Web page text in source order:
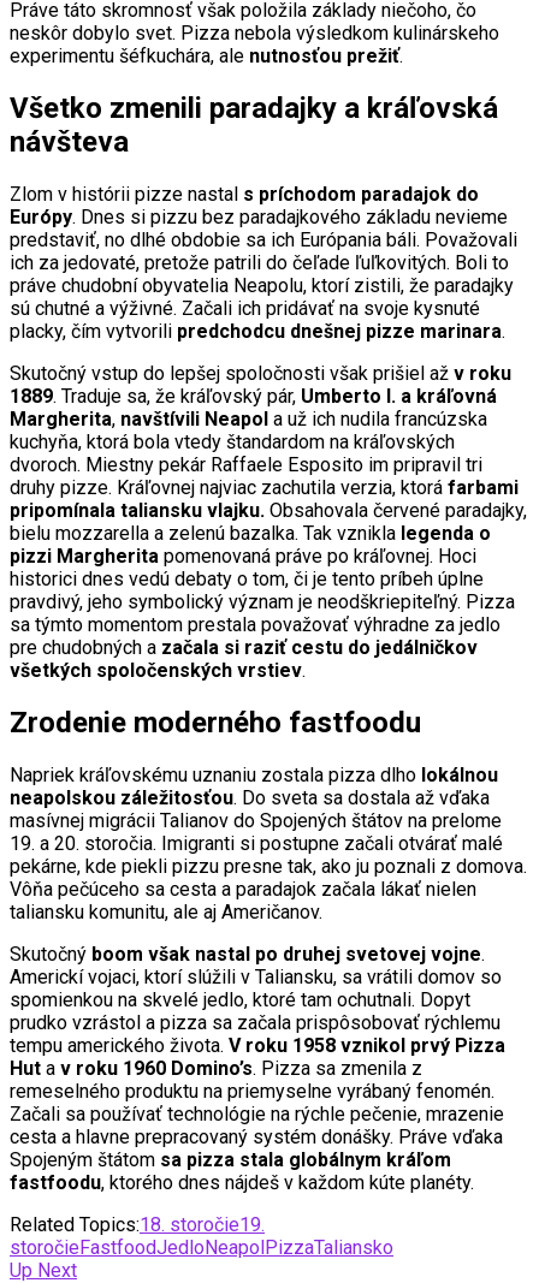
Práve táto skromnosť však položila základy niečoho, čo
neskôr dobylo svet. Pizza nebola výsledkom kulinárskeho
experimentu šéfkuchára, ale nutnosťou prežiť.
Všetko zmenili paradajky a kráľovská
návšteva
Zlom v histórii pizze nastal s príchodom paradajok do
Európy. Dnes si pizzu bez paradajkového základu nevieme
predstaviť, no dlhé obdobie sa ich Európania báli. Považovali
ich za jedovaté, pretože patrili do čeľade ľuľkovitých. Boli to
práve chudobní obyvatelia Neapolu, ktorí zistili, že paradajky
sú chutné a výživné. Začali ich pridávať na svoje kysnuté
placky, čím vytvorili predchodcu dnešnej pizze marinara.
Skutočný vstup do lepšej spoločnosti však prišiel až v roku
1889. Traduje sa, že kráľovský pár, Umberto I. a kráľovná
Margherita, navštívili Neapol a už ich nudila francúzska
kuchyňa, ktorá bola vtedy štandardom na kráľovských
dvoroch. Miestny pekár Raffaele Esposito im pripravil tri
druhy pizze. Kráľovnej najviac zachutila verzia, ktorá farbami
pripomínala taliansku vlajku. Obsahovala červené paradajky,
bielu mozzarella a zelenú bazalka. Tak vznikla legenda o
pizzi Margherita pomenovaná práve po kráľovnej. Hoci
historici dnes vedú debaty o tom, či je tento príbeh úplne
pravdivý, jeho symbolický význam je neodškriepiteľný. Pizza
sa týmto momentom prestala považovať výhradne za jedlo
pre chudobných a začala si raziť cestu do jedálničkov
všetkých spoločenských vrstiev.
Zrodenie moderného fastfoodu
Napriek kráľovskému uznaniu zostala pizza dlho lokálnou
neapolskou záležitosťou. Do sveta sa dostala až vďaka
masívnej migrácii Talianov do Spojených štátov na prelome
19. a 20. storočia. Imigranti si postupne začali otvárať malé
pekárne, kde piekli pizzu presne tak, ako ju poznali z domova.
Vôňa pečúceho sa cesta a paradajok začala lákať nielen
taliansku komunitu, ale aj Američanov.
Skutočný boom však nastal po druhej svetovej vojne.
Americkí vojaci, ktorí slúžili v Taliansku, sa vrátili domov so
spomienkou na skvelé jedlo, ktoré tam ochutnali. Dopyt
prudko vzrástol a pizza sa začala prispôsobovať rýchlemu
tempu amerického života. V roku 1958 vznikol prvý Pizza
Hut a v roku 1960 Domino’s. Pizza sa zmenila z
remeselného produktu na priemyselne vyrábaný fenomén.
Začali sa používať technológie na rýchle pečenie, mrazenie
cesta a hlavne prepracovaný systém donášky. Práve vďaka
Spojeným štátom sa pizza stala globálnym kráľom
fastfoodu, ktorého dnes nájdeš v každom kúte planéty.
Related Topics:18. storočie19.
storočieFastfoodJedloNeapolPizzaTaliansko
Up Next